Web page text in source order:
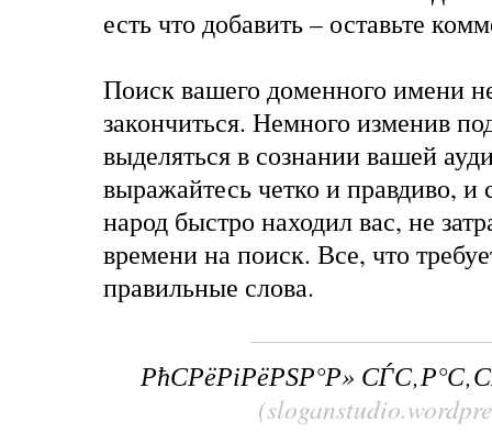
есть что добавить – оставьте
Поиск вашего доменного имени
закончиться. Немного изменив
выделяться в сознании вашей
выражайтесь четко и правдиво, и
народ быстро находил вас, не
времени на поиск. Все, что
правильные слова.
РћСРёРіРёРЅР°Р»